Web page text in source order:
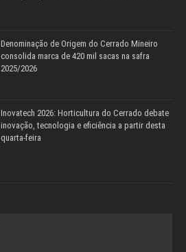
Denominação de Origem do Cerrado Mineiro
consolida marca de 420 mil sacas na safra
2025/2026
Inovatech 2026: Horticultura do Cerrado debate
inovação, tecnologia e eficiência a partir desta
quarta-feira